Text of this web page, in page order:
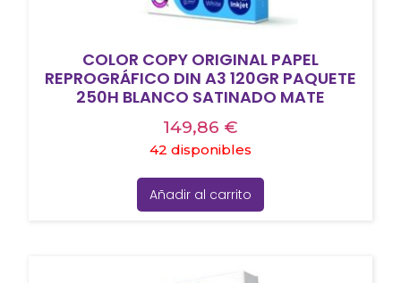
COLOR COPY ORIGINAL PAPEL
REPROGRÁFICO DIN A3 120GR PAQUETE
250H BLANCO SATINADO MATE
149,86 €
42 disponibles
Añadir al carrito